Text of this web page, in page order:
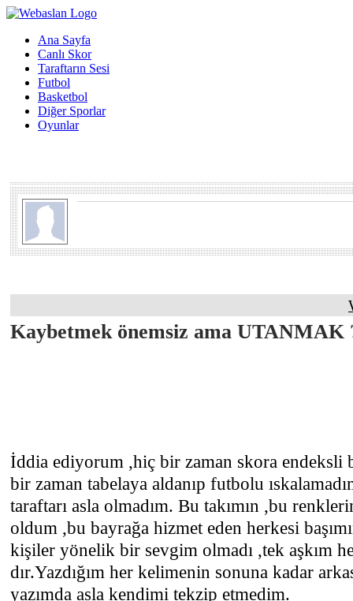
Ana Sayfa
Canlı Skor
Taraftarın Sesi
Futbol
Basketbol
Diğer Sporlar
Oyunlar
Kaybetmek önemsiz ama UTANMAK
İddia ediyorum ,hiç bir zaman skora endeksli
bir zaman tabelaya aldanıp futbolu
taraftarı asla olmadım. Bu takımın ,bu
oldum ,bu bayrağa hizmet eden herkesi
kişiler yönelik bir sevgim olmadı ,tek aşkım
dır.Yazdığım her kelimenin sonuna kadar
yazımda asla kendimi tekzip etmedim.